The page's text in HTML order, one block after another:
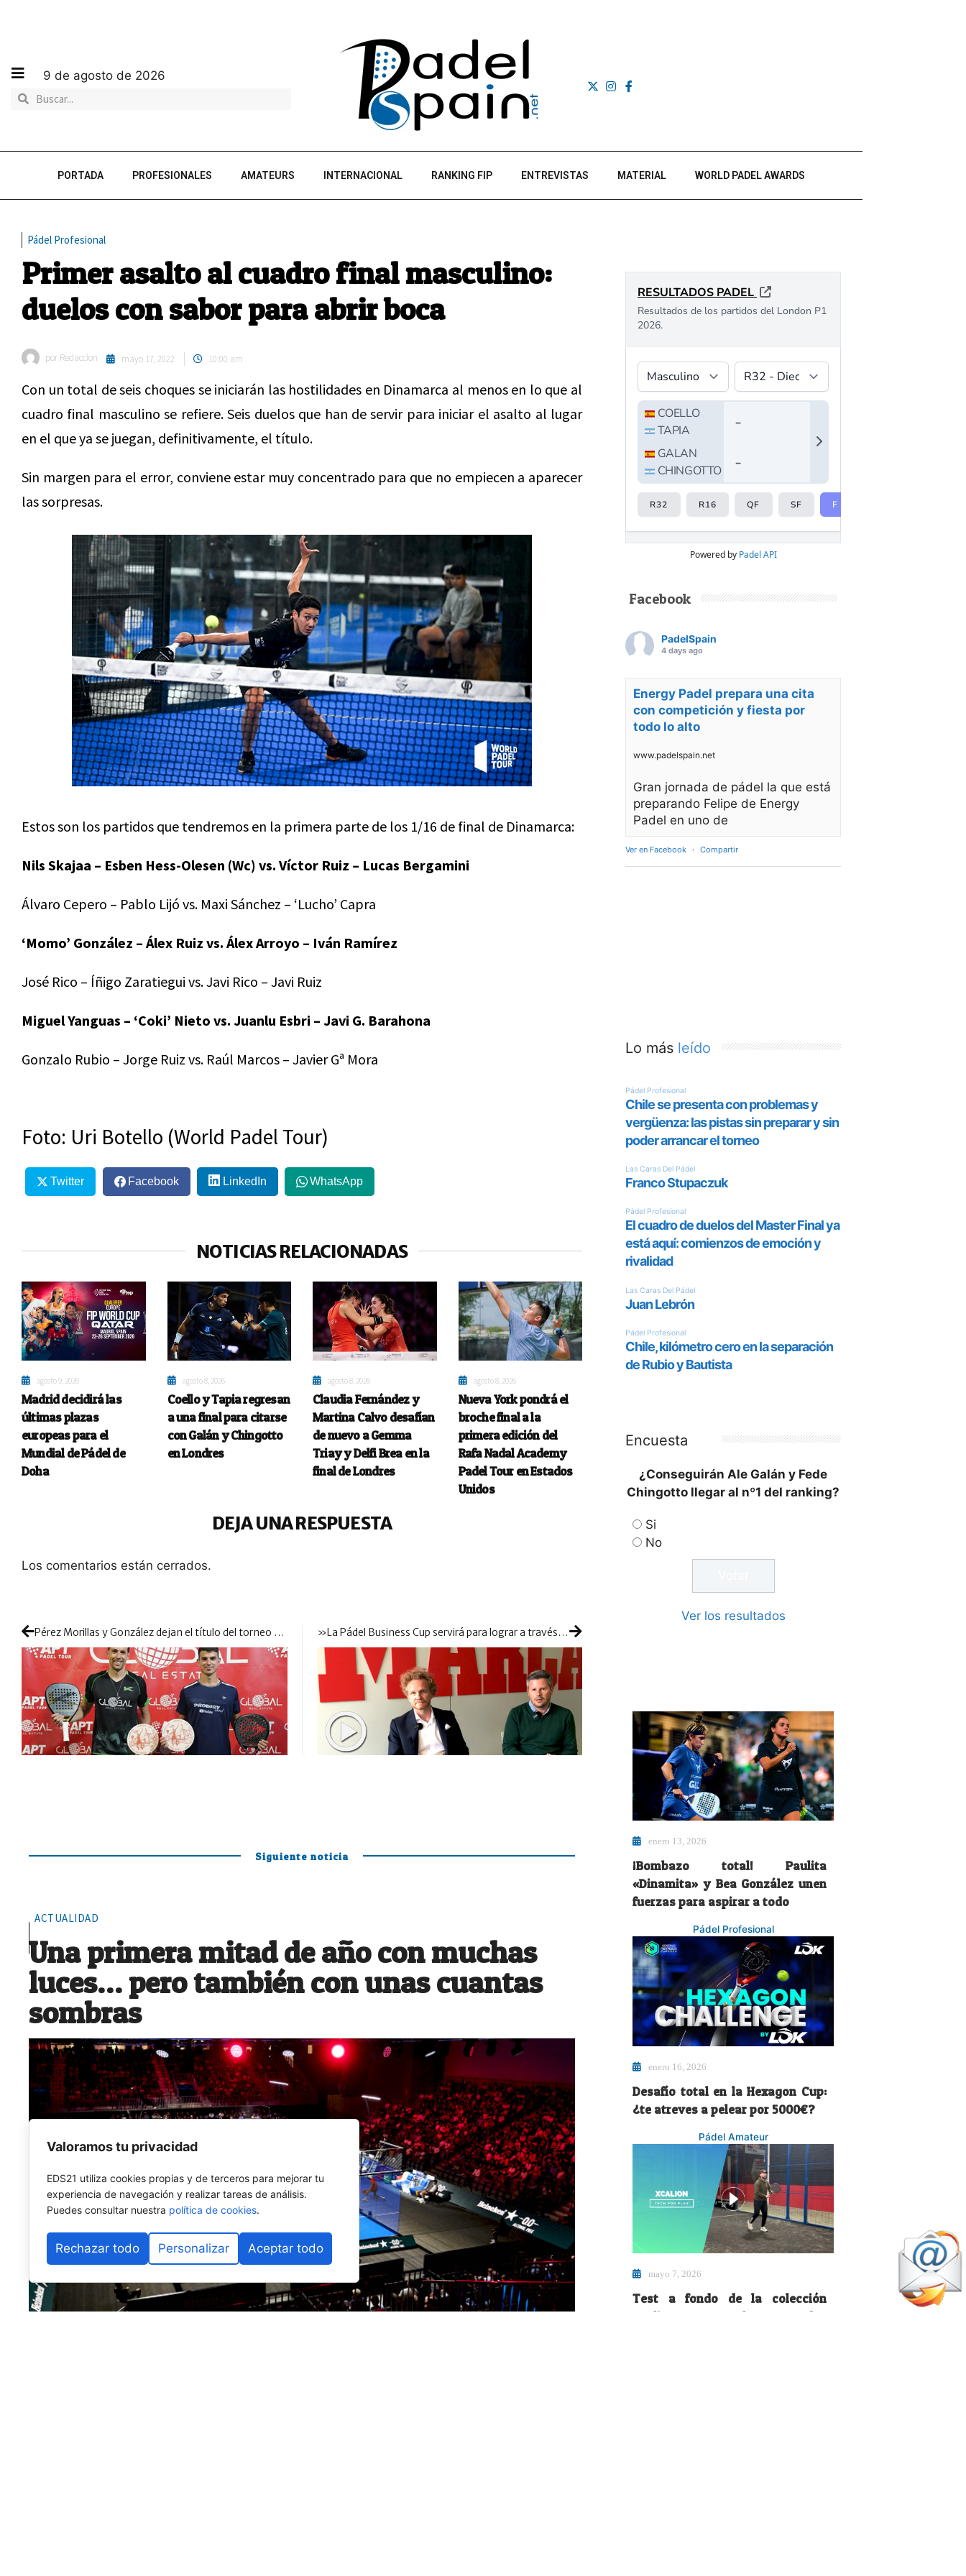
9 de agosto de 2026
PORTADA PROFESIONALES AMATEURS INTERNACIONAL RANKING FIP ENTREVISTAS MATERIAL WORLD PADEL AWARDS
Pádel Profesional
Primer asalto al cuadro final masculino:
duelos con sabor para abrir boca
por Redaccion mayo 17, 2022 10:00 am
Con un total de seis choques se iniciarán las hostilidades en Dinamarca al menos en lo que al
cuadro final masculino se refiere. Seis duelos que han de servir para iniciar el asalto al lugar
en el que ya se juegan, definitivamente, el título.
Sin margen para el error, conviene estar muy concentrado para que no empiecen a aparecer
las sorpresas.
Estos son los partidos que tendremos en la primera parte de los 1/16 de final de Dinamarca:
Nils Skajaa – Esben Hess-Olesen (Wc) vs. Víctor Ruiz – Lucas Bergamini
Álvaro Cepero – Pablo Lijó vs. Maxi Sánchez – ‘Lucho’ Capra
‘Momo’ González – Álex Ruiz vs. Álex Arroyo – Iván Ramírez
José Rico – Íñigo Zaratiegui vs. Javi Rico – Javi Ruiz
Miguel Yanguas – ‘Coki’ Nieto vs. Juanlu Esbri – Javi G. Barahona
Gonzalo Rubio – Jorge Ruiz vs. Raúl Marcos – Javier Gª Mora
Foto: Uri Botello (World Padel Tour)
Twitter Facebook LinkedIn WhatsApp
NOTICIAS RELACIONADAS
agosto 9, 2026
Madrid decidirá las
últimas plazas
europeas para el
Mundial de Pádel de
Doha
agosto 8, 2026
Coello y Tapia regresan
a una final para citarse
con Galán y Chingotto
en Londres
agosto 8, 2026
Claudia Fernández y
Martina Calvo desafían
de nuevo a Gemma
Triay y Delfi Brea en la
final de Londres
agosto 8, 2026
Nueva York pondrá el
broche final a la
primera edición del
Rafa Nadal Academy
Padel Tour en Estados
Unidos
DEJA UNA RESPUESTA
Los comentarios están cerrados.
Pérez Morillas y González dejan el título del torneo Future en casa »La Pádel Business Cup servirá para lograr a través del pádel un gran sentimiento de pertenencia en las empresas»
Siguiente noticia
ACTUALIDAD
Una primera mitad de año con muchas
luces… pero también con unas cuantas
sombras
Powered by Padel API
Facebook
PadelSpain
4 days ago
Energy Padel prepara una cita
con competición y fiesta por
todo lo alto
www.padelspain.net
Gran jornada de pádel la que está
preparando Felipe de Energy
Padel en uno de
Ver en Facebook · Compartir
Lo más leído
Encuesta
¿Conseguirán Ale Galán y Fede
Chingotto llegar al nº1 del ranking?
Si
No
Ver los resultados
enero 13, 2026
¡Bombazo total! Paulita
«Dinamita» y Bea González unen
fuerzas para aspirar a todo
Pádel Profesional
enero 16, 2026
Desafío total en la Hexagon Cup:
¿te atreves a pelear por 5000€?
Pádel Amateur
mayo 7, 2026
Test a fondo de la colección
Xcalion: unas palas pensadas
Valoramos tu privacidad
EDS21 utiliza cookies propias y de terceros para mejorar tu
experiencia de navegación y realizar tareas de análisis.
Puedes consultar nuestra política de cookies.
Rechazar todo Personalizar Aceptar todo